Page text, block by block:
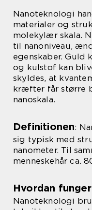
Nanoteknologi
materialer og
molekylær skala.
til nanoniveau,
egenskaber. Guld
og kulstof kan
skyldes, at
kræfter får større
nanoskala.
Definitionen:
sig typisk med
nanometer. Til
menneskehår ca.
Hvordan
Nanoteknologi